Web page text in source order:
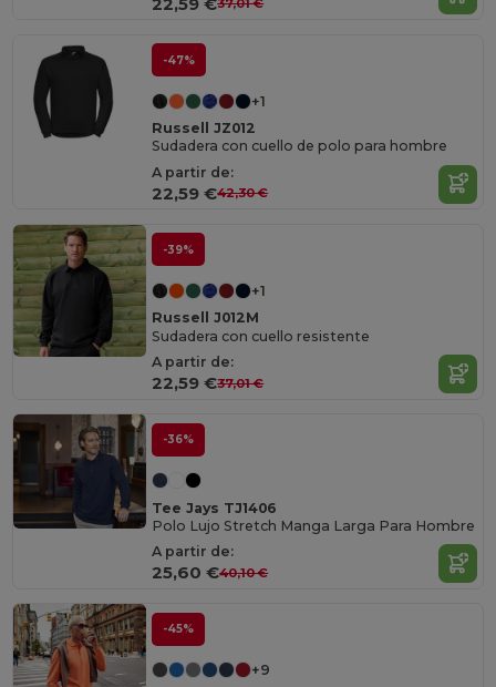
37,01 €
-47%
+1
Russell JZ012
Sudadera con cuello de polo para hombre
A partir de:
22,59 €42,30 €
-39%
+1
Russell J012M
Sudadera con cuello resistente
A partir de:
22,59 €37,01 €
-36%
Tee Jays TJ1406
Polo Lujo Stretch Manga Larga Para Hombre
A partir de:
25,60 €40,10 €
-45%
+9